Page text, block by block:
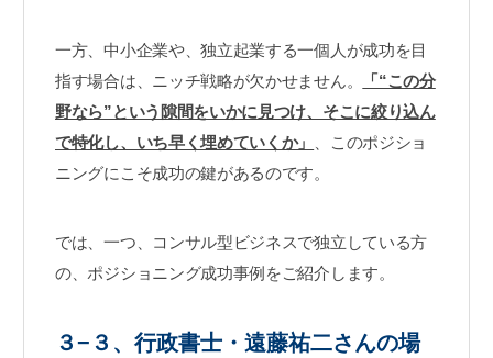
一方、中小企業や、独立起業する一個人が成功を目
指す場合は、ニッチ戦略が欠かせません。
「“この分
野なら”という隙間をいかに見つけ、そこに絞り込ん
で特化し、いち早く埋めていくか」
、このポジショ
ニングにこそ成功の鍵があるのです。
では、一つ、コンサル型ビジネスで独立している方
の、ポジショニング成功事例をご紹介します。
３−３、行政書士・遠藤祐二さんの場